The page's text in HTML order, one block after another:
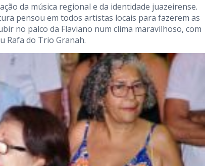
da música regional e da identidade juazeirense.
pensou em todos artistas locais para fazerem as
no palco da Flaviano num clima maravilhoso, com
Rafa do Trio Granah.